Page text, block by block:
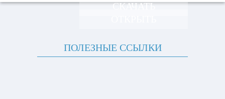
СКАЧАТЬ
ПОЛЕЗНЫЕ ССЫЛКИ